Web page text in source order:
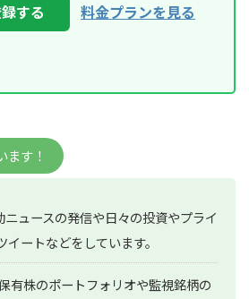
する 料金プランを見る
ます！
ニュースの発信や日々の投資やプライ
ートなどをしています。
有株のポートフォリオや監視銘柄の